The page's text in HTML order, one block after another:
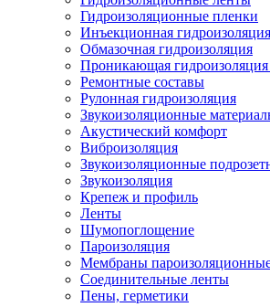
Гидроизоляционные пленки
Инъекционная гидроизоляция
Обмазочная гидроизоляция
Проникающая
Ремонтные составы
Рулонная гидроизоляция
Звукоизоляционные
Акустический комфорт
Виброизоляция
Звукоизоляционные
Звукоизоляция
Крепеж и профиль
Ленты
Шумопоглощение
Пароизоляция
Мембраны
Соединительные ленты
Пены, герметики